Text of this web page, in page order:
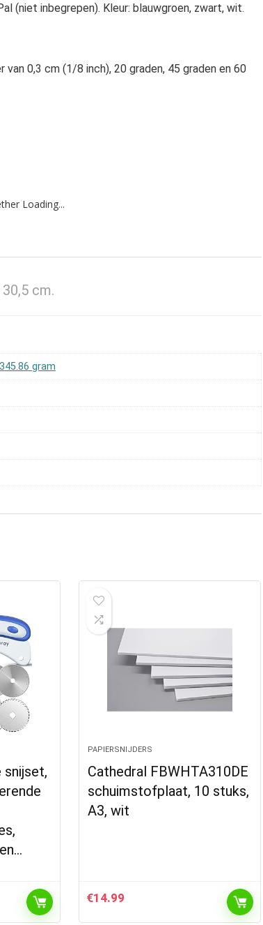
(niet inbegrepen). Kleur: blauwgroen, zwart, wit.
0,3 cm (1/8 inch), 20 graden, 45 graden en 60
Loading...
cm.
gram
snijset,
PAPIERSNIJDERS
Cathedral FBWHTA310DE
schuimstofplaat, 10 stuks,
A3, wit
€14.99